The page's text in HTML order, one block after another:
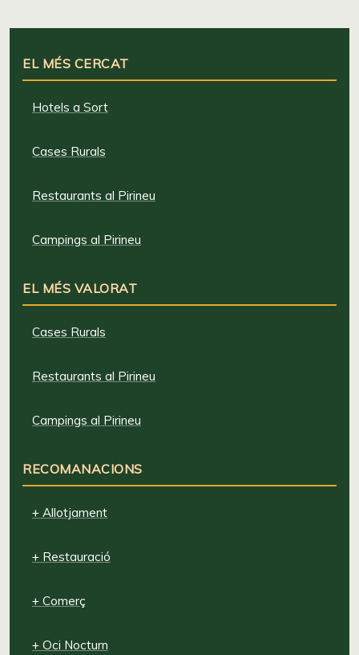
EL MÉS CERCAT
Hotels a Sort
Cases Rurals
Restaurants al Pirineu
Campings al Pirineu
EL MÉS VALORAT
Cases Rurals
Restaurants al Pirineu
Campings al Pirineu
RECOMANACIONS
+ Allotjament
+ Restauració
+ Comerç
+ Oci Nocturn